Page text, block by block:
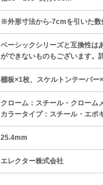
※外形寸法から-7cmを引いた数
ベーシックシリーズと互換性は
ができないものもございます。
棚板×1枚、スケルトンテーパー
クローム：スチール・クローム
カラータイプ：スチール・エポ
25.4mm
エレクター株式会社